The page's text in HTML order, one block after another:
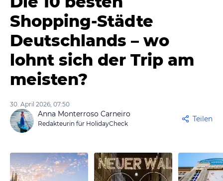
Shopping-Städte
Deutschlands – wo
lohnt sich der Trip am
meisten?
30. April 2026, 07:50
Anna Monterroso Carneiro
Redakteurin für HolidayCheck
Teilen